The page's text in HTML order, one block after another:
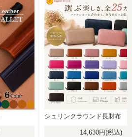
シュリンクラウンド長財布
14,630円(税込)